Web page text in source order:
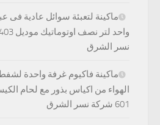
ماكينة لتعبئة سوائل عادية فى
نسر الشرق
ماكينة فاكيوم غرفة واحدة
الهواء من اكياس بذور مع لحام
601 شركة نسر الشرق